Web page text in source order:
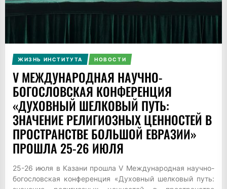
ЖИЗНЬ ИНСТИТУТА НОВОСТИ
V МЕЖДУНАРОДНАЯ НАУЧНО-
БОГОСЛОВСКАЯ КОНФЕРЕНЦИЯ
«ДУХОВНЫЙ ШЕЛКОВЫЙ ПУТЬ:
ЗНАЧЕНИЕ РЕЛИГИОЗНЫХ ЦЕННОСТЕЙ В
ПРОСТРАНСТВЕ БОЛЬШОЙ ЕВРАЗИИ»
ПРОШЛА 25-26 ИЮЛЯ
25-26 июля в Казани прошла V Международная научно-
богословская конференция «Духовный шелковый путь: